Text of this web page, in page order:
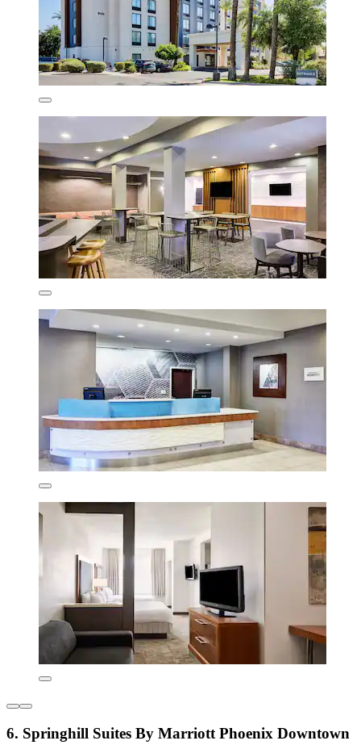
6. Springhill Suites By Marriott Phoenix Downtown